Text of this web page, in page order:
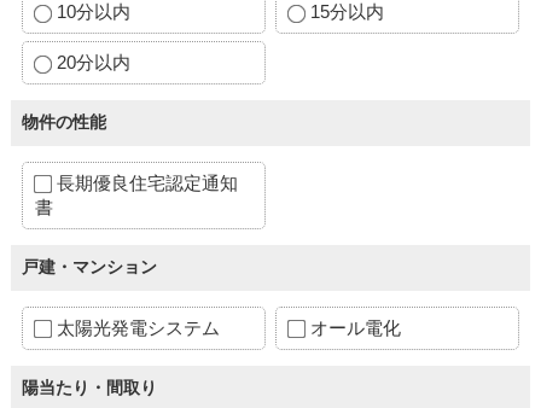
10分以内 15分以内
20分以内
物件の性能
長期優良住宅認定通知
書
戸建・マンション
太陽光発電システム オール電化
陽当たり・間取り